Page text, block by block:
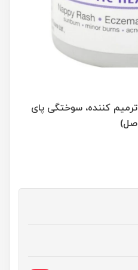
کرم سودوکرم SUDOCREM ترمیم کننده، سوختگی پای